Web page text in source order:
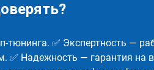
тюнинга. ✅ Экспертность —
✅ Надежность — гарантия на